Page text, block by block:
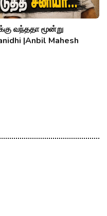
வந்ததா மூன்று
|Anbil Mahesh